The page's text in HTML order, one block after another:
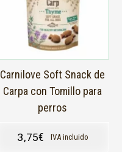
Carnilove Soft Snack de
Carpa con Tomillo para
perros
3,75€ IVA incluido